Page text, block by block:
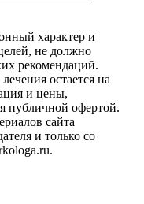
характер и
не должно
рекомендаций.
остается на
и цены,
публичной офертой.
сайта
и только со